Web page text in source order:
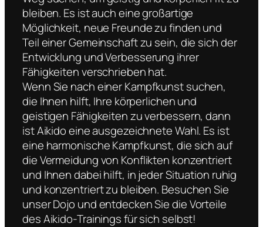
bleiben. Es ist auch eine großartige
Möglichkeit, neue Freunde zu finden und
Teil einer Gemeinschaft zu sein, die sich der
Entwicklung und Verbesserung ihrer
Fähigkeiten verschrieben hat.
Wenn Sie nach einer Kampfkunst suchen,
die Ihnen hilft, Ihre körperlichen und
geistigen Fähigkeiten zu verbessern, dann
ist Aikido eine ausgezeichnete Wahl. Es ist
eine harmonische Kampfkunst, die sich auf
die Vermeidung von Konflikten konzentriert
und Ihnen dabei hilft, in jeder Situation ruhig
und konzentriert zu bleiben. Besuchen Sie
unser Dojo und entdecken Sie die Vorteile
des Aikido-Trainings für sich selbst!